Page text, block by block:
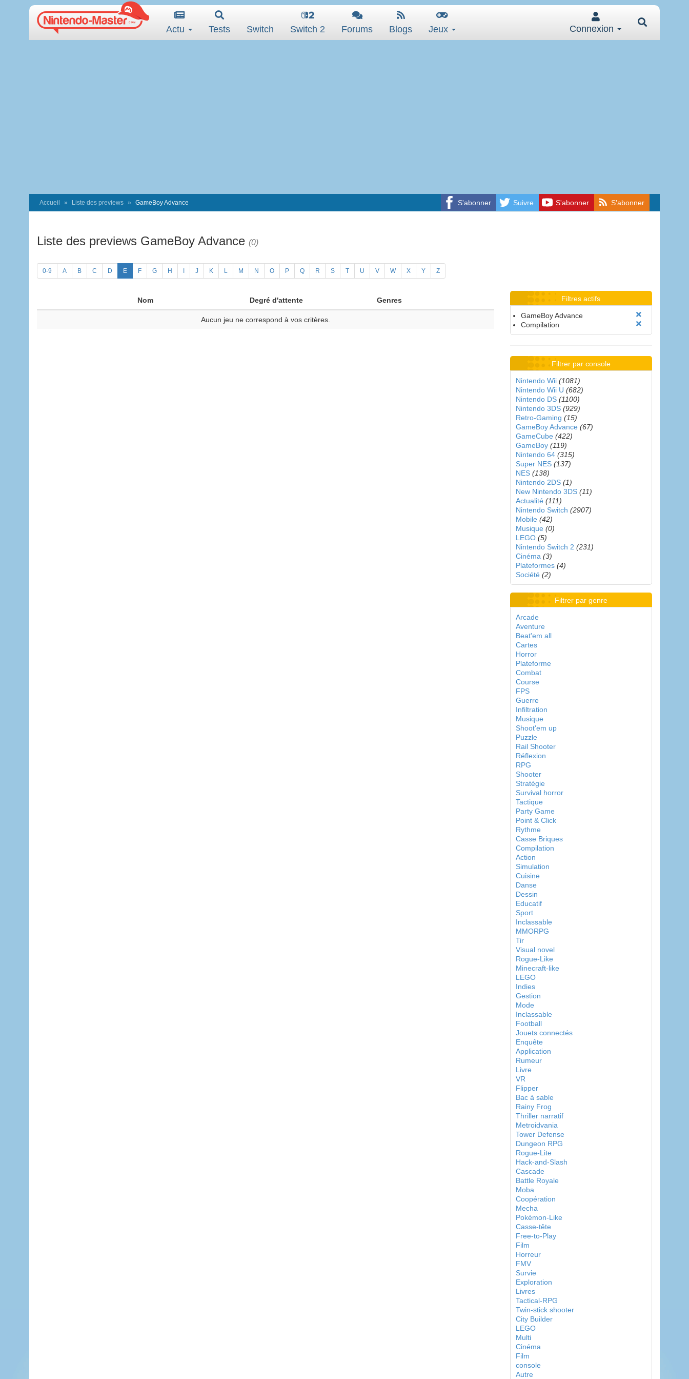
Actu Tests Switch Switch 2 Forums Blogs Jeux Connexion
S'abonner Suivre S'abonner S'abonner
Accueil Liste des previews GameBoy Advance
Liste des previews GameBoy Advance (0)
0-9 A B C D E F G H J K L M N O P Q R S T U V W X Y Z
Nom Degré d'attente Genres
Aucun jeu ne correspond à vos critères.
Filtres actifs
GameBoy Advance
Compilation
Filtrer par console
Nintendo Wii (1081)
Nintendo Wii U (682)
Nintendo DS (1100)
Nintendo 3DS (929)
Retro-Gaming (15)
GameBoy Advance (67)
GameCube (422)
GameBoy (119)
Nintendo 64 (315)
Super NES (137)
NES (138)
Nintendo 2DS (1)
New Nintendo 3DS (11)
Actualité (111)
Nintendo Switch (2907)
Mobile (42)
Musique (0)
LEGO (5)
Nintendo Switch 2 (231)
Cinéma (3)
Plateformes (4)
Société (2)
Filtrer par genre
Arcade
Aventure
Beat'em all
Cartes
Horror
Plateforme
Combat
Course
FPS
Guerre
Infiltration
Musique
Shoot'em up
Puzzle
Rail Shooter
Réflexion
RPG
Shooter
Stratégie
Survival horror
Tactique
Party Game
Point & Click
Rythme
Casse Briques
Compilation
Action
Simulation
Cuisine
Danse
Dessin
Educatif
Sport
Inclassable
MMORPG
Tir
Visual novel
Rogue-Like
Minecraft-like
LEGO
Indies
Gestion
Mode
Inclassable
Football
Jouets connectés
Enquête
Application
Rumeur
Livre
VR
Flipper
Bac à sable
Rainy Frog
Thriller narratif
Metroidvania
Tower Defense
Dungeon RPG
Rogue-Lite
Hack-and-Slash
Cascade
Battle Royale
Moba
Coopération
Mecha
Pokémon-Like
Casse-tête
Free-to-Play
Film
Horreur
FMV
Survie
Exploration
Livres
Tactical-RPG
Twin-stick shooter
City Builder
LEGO
Multi
Cinéma
Film
console
Autre